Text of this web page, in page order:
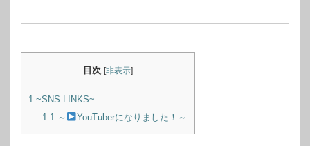
目次 [非表示]
1 ~SNS LINKS~
1.1～ YouTuberになりました！～